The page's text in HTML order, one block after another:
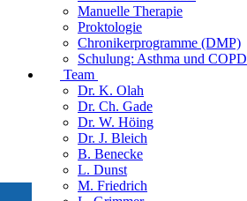
Manuelle Therapie
Proktologie
Chronikerprogramme (DMP)
Schulung: Asthma und COPD
Team
Dr. K. Olah
Dr. Ch. Gade
Dr. W. Höing
Dr. J. Bleich
B. Benecke
L. Dunst
M. Friedrich